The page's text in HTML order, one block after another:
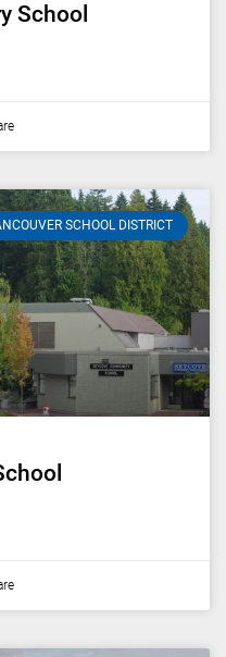
School
SCHOOL DISTRICT